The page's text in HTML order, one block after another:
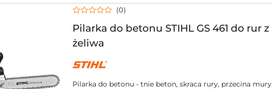
Pilarka do betonu STIHL GS 461 do rur z
żeliwa
(0)
NAZWA
PRODUCENTA:
Pilarka do betonu - tnie beton, skraca rury, przecina mury.